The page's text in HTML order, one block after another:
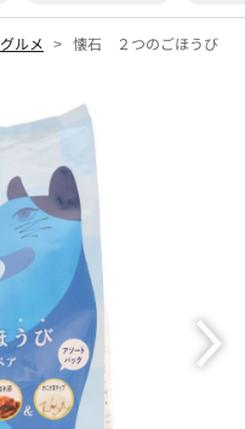
ルメ 懐石 ２つのごほうび か